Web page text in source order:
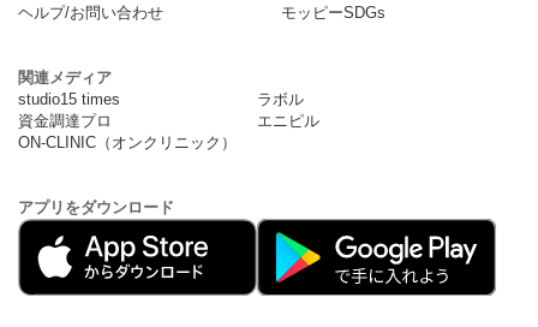
ヘルプ/お問い合わせ モッピーSDGs
関連メディア
studio15 times
ラボル
資金調達プロ
エニピル
ON-CLINIC（オンクリニック）
アプリをダウンロード